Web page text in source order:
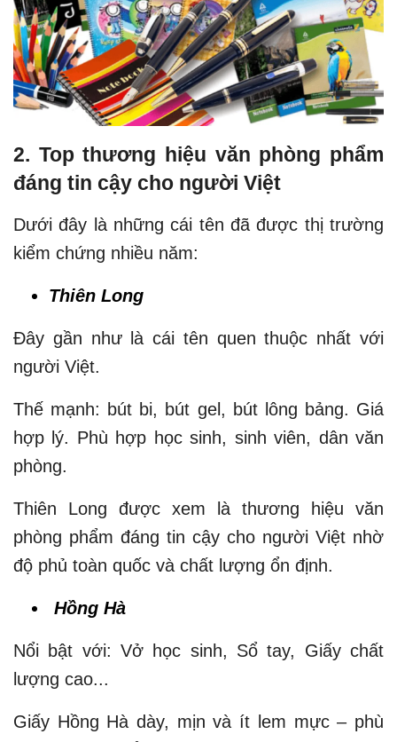
2. Top thương hiệu văn phòng phẩm
đáng tin cậy cho người Việt
Dưới đây là những cái tên đã được thị trường
kiểm chứng nhiều năm:
Thiên Long
Đây gần như là cái tên quen thuộc nhất với
người Việt.
Thế mạnh: bút bi, bút gel, bút lông bảng. Giá
hợp lý. Phù hợp học sinh, sinh viên, dân văn
phòng.
Thiên Long được xem là thương hiệu văn
phòng phẩm đáng tin cậy cho người Việt nhờ
độ phủ toàn quốc và chất lượng ổn định.
Hồng Hà
Nổi bật với: Vở học sinh, Sổ tay, Giấy chất
lượng cao...
Giấy Hồng Hà dày, mịn và ít lem mực – phù